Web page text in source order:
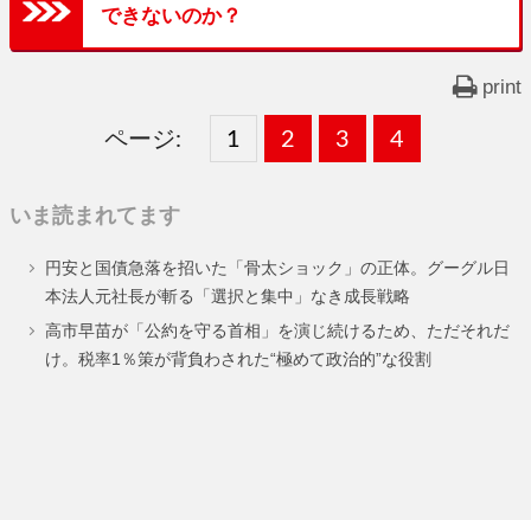
できないのか？
print
ページ:
固
ー
ジ
1 ,
固
ー
ジ
2 ,
固
ー
ジ
3 ,
固
ー
ジ
4
いま読まれてます
円安と国債急落を招いた「骨太ショック」の正体。グーグル日
本法人元社長が斬る「選択と集中」なき成長戦略
高市早苗が「公約を守る首相」を演じ続けるため、ただそれだ
け。税率1％策が背負わされた“極めて政治的”な役割